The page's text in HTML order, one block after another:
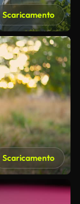
Scaricamento
Scaricamento